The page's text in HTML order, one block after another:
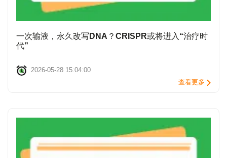
一次输液，永久改写DNA？CRISPR或将进入“治疗时
代”
2026-05-28 15:04:00
查看更多